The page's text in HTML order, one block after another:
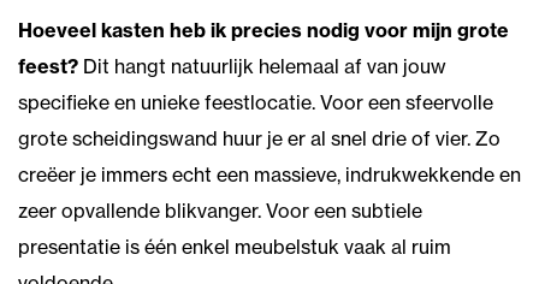
Hoeveel kasten heb ik precies nodig voor mijn grote
feest? Dit hangt natuurlijk helemaal af van jouw
specifieke en unieke feestlocatie. Voor een sfeervolle
grote scheidingswand huur je er al snel drie of vier. Zo
creëer je immers echt een massieve, indrukwekkende en
zeer opvallende blikvanger. Voor een subtiele
presentatie is één enkel meubelstuk vaak al ruim